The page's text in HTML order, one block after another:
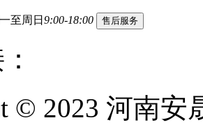
至周日 9:00-18:00 售后服务
© 2023 河南